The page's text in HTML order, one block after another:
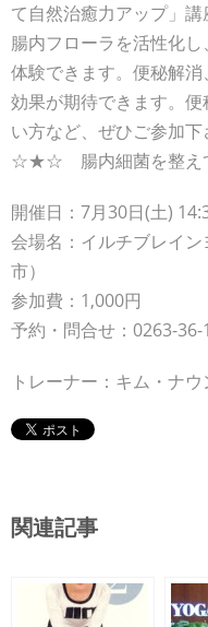
て自然治癒力アップ」
腸内フローラを活性化
体験できます。便秘解
効果が期待できます。
い方など、ぜひご参加下
☆★☆ 腸内細菌を整え
開催日：7月30日(土)
会場名：イルチブレイ
市）
参加費：1,000円
予約・問合せ：0263-36-
トレーナー：キム・ナウ
関連記事